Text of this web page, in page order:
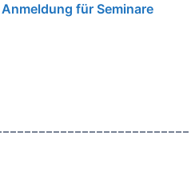
Anmeldung für Seminare